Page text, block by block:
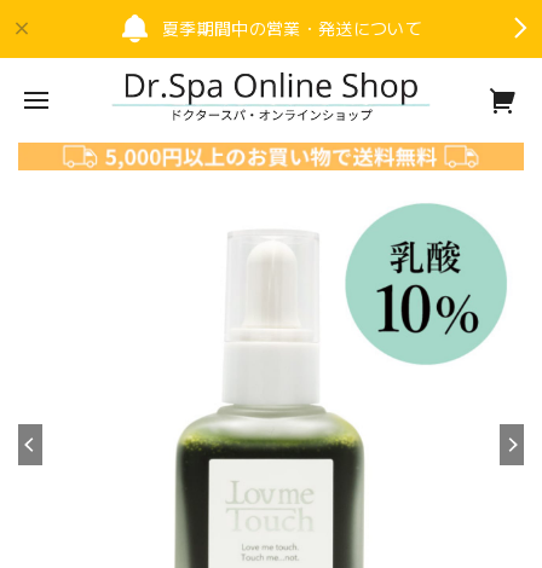
夏季期間中の営業・発送について